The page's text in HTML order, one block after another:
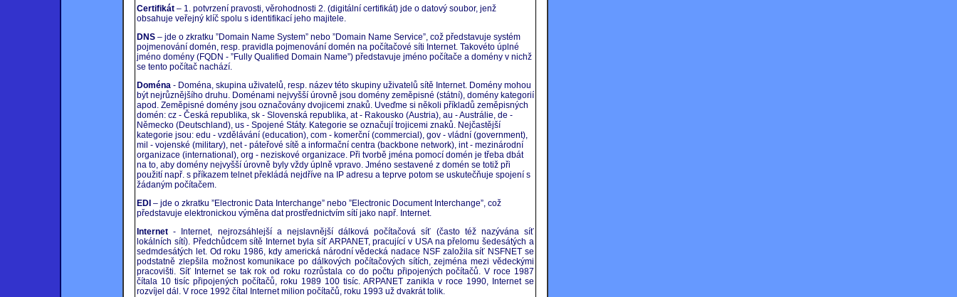
Certifikát – 1. potvrzení pravosti, věrohodnosti 2. (digitální certifikát) jde o datový soubor, jenž
obsahuje veřejný klíč spolu s identifikací jeho majitele.
DNS – jde o zkratku ”Domain Name System” nebo ”Domain Name Service”, což představuje systém
pojmenování domén, resp. pravidla pojmenování domén na počítačové síti Internet. Takovéto úplné
jméno domény (FQDN - ”Fully Qualified Domain Name”) představuje jméno počítače a domény v nichž
se tento počítač nachází.
Doména - Doména, skupina uživatelů, resp. název této skupiny uživatelů sítě Internet. Domény mohou
být nejrůznějšího druhu. Doménami nejvyšší úrovně jsou domény zeměpisné (státní), domény kategorií
apod. Zeměpisné domény jsou označovány dvojicemi znaků. Uveďme si několi příkladů zeměpisných
domén: cz - Česká republika, sk - Slovenská republika, at - Rakousko (Austria), au - Austrálie, de -
Německo (Deutschland), us - Spojené Státy. Kategorie se označují trojicemi znaků. Nejčastější
kategorie jsou: edu - vzdělávání (education), com - komerční (commercial), gov - vládní (government),
mil - vojenské (military), net - páteřové sítě a informační centra (backbone network), int - mezinárodní
organizace (international), org - neziskové organizace. Při tvorbě jména pomocí domén je třeba dbát
na to, aby domény nejvyšší úrovně byly vždy úplně vpravo. Jméno sestavené z domén se totiž při
použití např. s příkazem telnet překládá nejdříve na IP adresu a teprve potom se uskutečňuje spojení s
žádaným počítačem.
EDI – jde o zkratku ”Electronic Data Interchange” nebo ”Electronic Document Interchange”, což
představuje elektronickou výměna dat prostřednictvím sítí jako např. Internet.
Internet- Internet, nejrozsáhlejší a nejslavnější dálková počítačová síť (často též nazývána síť
lokálních sítí). Předchůdcem sítě Internet byla síť ARPANET, pracující v USA na přelomu šedesátých a
sedmdesátých let. Od roku 1986, kdy americká národní vědecká nadace NSF založila síť NSFNET se
podstatně zlepšila možnost komunikace po dálkových počítačových sítích, zejména mezi vědeckými
pracovišti. Síť Internet se tak rok od roku rozrůstala co do počtu připojených počítačů. V roce 1987
čítala 10 tisíc připojených počítačů, roku 1989 100 tisíc. ARPANET zanikla v roce 1990, Internet se
rozvíjel dál. V roce 1992 čítal Internet milion počítačů, roku 1993 už dvakrát tolik.